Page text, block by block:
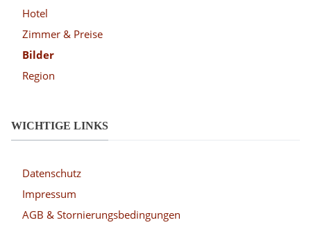
Hotel
Zimmer & Preise
Bilder
Region
WICHTIGE LINKS
Datenschutz
Impressum
AGB & Stornierungsbedingungen